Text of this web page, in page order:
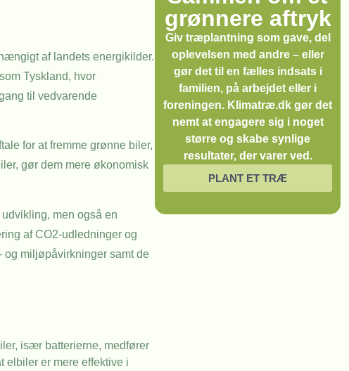
af landets energikilder.
Tyskland, hvor
til vedvarende
for at fremme grønne biler,
gør dem mere økonomisk
men også en
af CO2-udledninger og
og miljøpåvirkninger samt de
især batterierne, medfører
elbiler er mere effektive i
grønnere aftryk
Giv træplantning som gave, del
oplevelsen med andre – eller
gør det til en fælles indsats i
familien, på arbejdet eller i
foreningen. Klimatræ.dk gør det
nemt at engagere sig i noget
større og skabe synlige
resultater, der varer ved.
PLANT ET TRÆ